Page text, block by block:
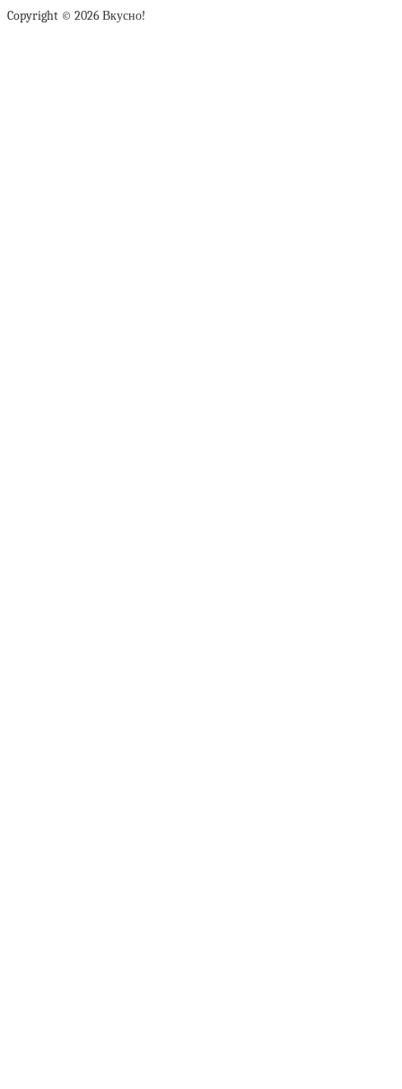
Copyright © 2026 Вкусно!